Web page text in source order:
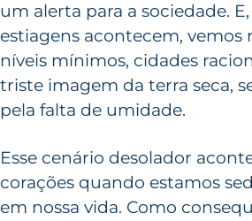
um alerta para a sociedade.
estiagens acontecem, vemos
níveis mínimos, cidades
triste imagem da terra seca,
pela falta de umidade.
Esse cenário desolador
corações quando estamos
em nossa vida. Como